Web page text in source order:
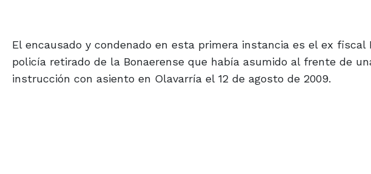
El encausado y condenado en esta primera instancia es el ex fiscal
policía retirado de la Bonaerense que había asumido al frente de
instrucción con asiento en Olavarría el 12 de agosto de 2009.